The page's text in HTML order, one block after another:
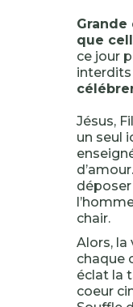
que
ce jour
Jésus,
un seul
chair.
Alors, la
chaque
éclat la
coeur